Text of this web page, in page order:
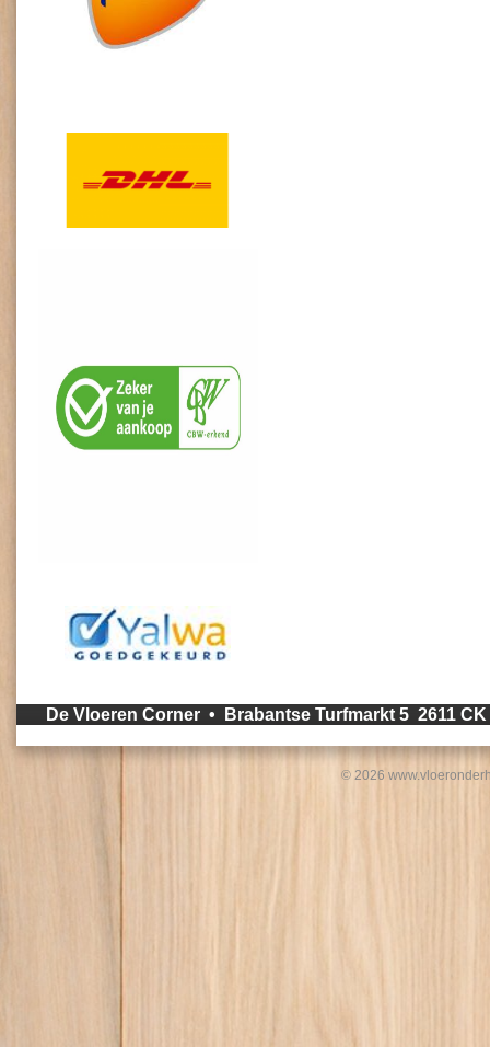
De Vloeren Corner • Brabantse Turfmarkt 5 2611
© 2026